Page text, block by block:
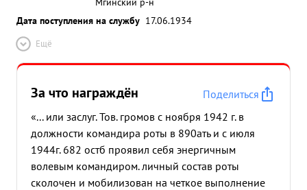
Дата поступления на службу 17.06.1934
Ещё
За что награждён
Поделиться
«... или заслуг. Тов. громов с ноября 1942 г. в
должности командира роты в 890ать и с июля
1944г. 682 остб проявил себя энергичным
волевым командиром. личный состав роты
сколочен и мобилизован на четкое выполнение